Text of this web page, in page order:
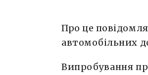
Про це
автомобільних
Випробування